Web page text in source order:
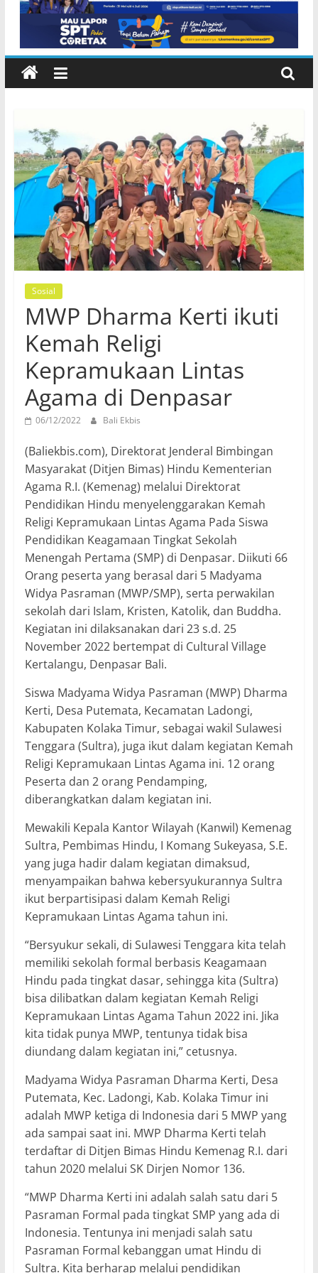
Sosial
MWP Dharma Kerti ikuti
Kemah Religi
Kepramukaan Lintas
Agama di Denpasar
06/12/2022 Bali Ekbis
(Baliekbis.com), Direktorat Jenderal Bimbingan
Masyarakat (Ditjen Bimas) Hindu Kementerian
Agama R.I. (Kemenag) melalui Direktorat
Pendidikan Hindu menyelenggarakan Kemah
Religi Kepramukaan Lintas Agama Pada Siswa
Pendidikan Keagamaan Tingkat Sekolah
Menengah Pertama (SMP) di Denpasar. Diikuti 66
Orang peserta yang berasal dari 5 Madyama
Widya Pasraman (MWP/SMP), serta perwakilan
sekolah dari Islam, Kristen, Katolik, dan Buddha.
Kegiatan ini dilaksanakan dari 23 s.d. 25
November 2022 bertempat di Cultural Village
Kertalangu, Denpasar Bali.
Siswa Madyama Widya Pasraman (MWP) Dharma
Kerti, Desa Putemata, Kecamatan Ladongi,
Kabupaten Kolaka Timur, sebagai wakil Sulawesi
Tenggara (Sultra), juga ikut dalam kegiatan Kemah
Religi Kepramukaan Lintas Agama ini. 12 orang
Peserta dan 2 orang Pendamping,
diberangkatkan dalam kegiatan ini.
Mewakili Kepala Kantor Wilayah (Kanwil) Kemenag
Sultra, Pembimas Hindu, I Komang Sukeyasa, S.E.
yang juga hadir dalam kegiatan dimaksud,
menyampaikan bahwa kebersyukurannya Sultra
ikut berpartisipasi dalam Kemah Religi
Kepramukaan Lintas Agama tahun ini.
“Bersyukur sekali, di Sulawesi Tenggara kita telah
memiliki sekolah formal berbasis Keagamaan
Hindu pada tingkat dasar, sehingga kita (Sultra)
bisa dilibatkan dalam kegiatan Kemah Religi
Kepramukaan Lintas Agama Tahun 2022 ini. Jika
kita tidak punya MWP, tentunya tidak bisa
diundang dalam kegiatan ini,” cetusnya.
Madyama Widya Pasraman Dharma Kerti, Desa
Putemata, Kec. Ladongi, Kab. Kolaka Timur ini
adalah MWP ketiga di Indonesia dari 5 MWP yang
ada sampai saat ini. MWP Dharma Kerti telah
terdaftar di Ditjen Bimas Hindu Kemenag R.I. dari
tahun 2020 melalui SK Dirjen Nomor 136.
“MWP Dharma Kerti ini adalah salah satu dari 5
Pasraman Formal pada tingkat SMP yang ada di
Indonesia. Tentunya ini menjadi salah satu
Pasraman Formal kebanggan umat Hindu di
Sultra. Kita berharap melalui pendidikan